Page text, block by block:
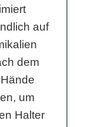
auf
dem
um
Halter